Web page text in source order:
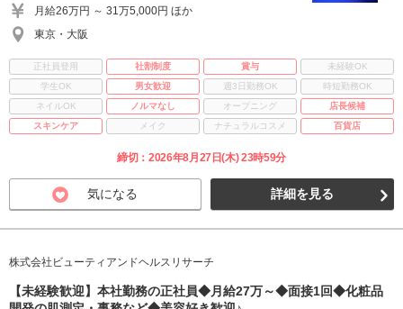
月給26万円 ～ 31万5,000円 ほか
東京・大阪
正社員登用 社割制度 賞与
未経験OK
学生OK
男女歓迎 週3日勤務OK
時短勤務OK
ネイルOK
ノルマなし オープニング
店長候補
スキンケア
メイク ナチュラルコスメ 百貨店
締切：2026年8月27日(木) 23時59分
気になる 詳細を見る
株式会社ビューティアンドヘルスリサーチ
【未経験歓迎】本社勤務の正社員◆月給27万～◆面接1回◆化粧品